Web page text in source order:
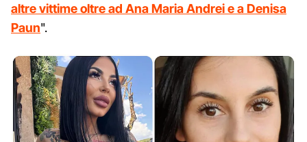
altre vittime oltre ad Ana Maria Andrei e a Denisa
Paun".